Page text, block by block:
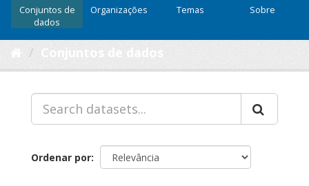
Conjuntos de
dados
Organizações Temas Sobre
Ordenar por